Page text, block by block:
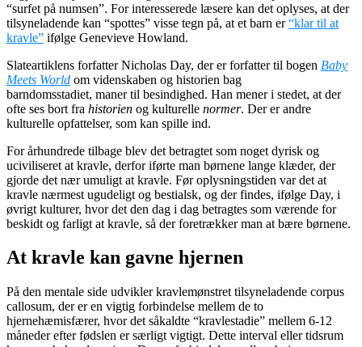
“surfet på numsen”. For interesserede læsere kan det oplyses, at der
tilsyneladende kan “spottes” visse tegn på, at et barn er“klar til at
kravle” ifølge Genevieve Howland.
Slateartiklens forfatter Nicholas Day, der er forfatter til bogen Baby
Meets World om videnskaben og historien bag
barndomsstadiet, maner til besindighed. Han mener i stedet, at der
ofte ses bort fra historien og kulturelle normer. Der er andre
kulturelle opfattelser, som kan spille ind.
For århundrede tilbage blev det betragtet som noget dyrisk og
uciviliseret at kravle, derfor iførte man børnene lange klæder, der
gjorde det nær umuligt at kravle. Før oplysningstiden var det at
kravle nærmest ugudeligt og bestialsk, og der findes, ifølge Day, i
øvrigt kulturer, hvor det den dag i dag betragtes som værende for
beskidt og farligt at kravle, så der foretrækker man at bære børnene.
At kravle kan gavne hjernen
På den mentale side udvikler kravlemønstret tilsyneladende corpus
callosum, der er en vigtig forbindelse mellem de to
hjernehæmisfærer, hvor det såkaldte “kravlestadie” mellem 6-12
måneder efter fødslen er særligt vigtigt. Dette interval eller tidsrum